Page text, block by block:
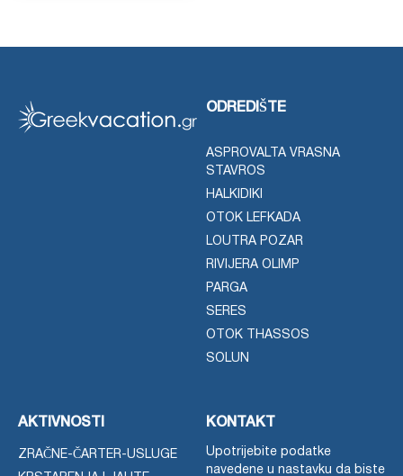
ODREDIŠTE
ASPROVALTA VRASNA
STAVROS
HALKIDIKI
OTOK LEFKADA
LOUTRA POZAR
RIVIJERA OLIMP
PARGA
SERES
OTOK THASSOS
SOLUN
AKTIVNOSTI
ZRAČNE-ČARTER-USLUGE
KONTAKT
Upotrijebite podatke
navedene u nastavku da biste